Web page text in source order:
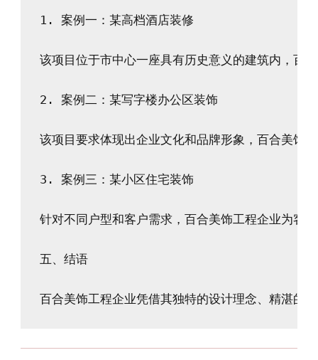
1. 案例一：某高档酒店装修
该项目位于市中心一座具有历史意义的建筑内，百
2. 案例二：某写字楼办公区装饰
该项目要求体现出企业文化和品牌形象，百合美饰
3. 案例三：某小区住宅装饰
针对不同户型和客户需求，百合美饰工程企业为客
五、结语